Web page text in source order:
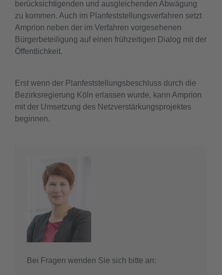
berücksichtigenden und ausgleichenden Abwägung
zu kommen. Auch im Planfeststellungsverfahren setzt
Amprion neben der im Verfahren vorgesehenen
Bürgerbeteiligung auf einen frühzeitigen Dialog mit der
Öffentlichkeit.
Erst wenn der Planfeststellungsbeschluss durch die
Bezirksregierung Köln erlassen wurde, kann Amprion
mit der Umsetzung des Netzverstärkungsprojektes
beginnen.
Bei Fragen wenden Sie sich bitte an: